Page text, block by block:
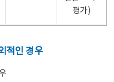
평가)
적인 경우